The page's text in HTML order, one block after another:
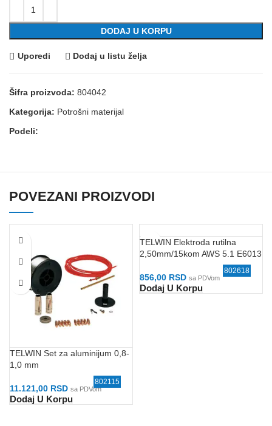
DODAJ U KORPU
Uporedi Dodaj u listu želja
Šifra proizvoda: 804042
Kategorija: Potrošni materijal
Podeli:
POVEZANI PROIZVODI
TELWIN Set za aluminijum 0,8-
1,0 mm
11.121,00 RSD sa PDVom
Dodaj U Korpu
802115
TELWIN Elektroda rutilna
2,50mm/15kom AWS 5.1 E6013
856,00 RSD sa PDVom
Dodaj U Korpu
802618